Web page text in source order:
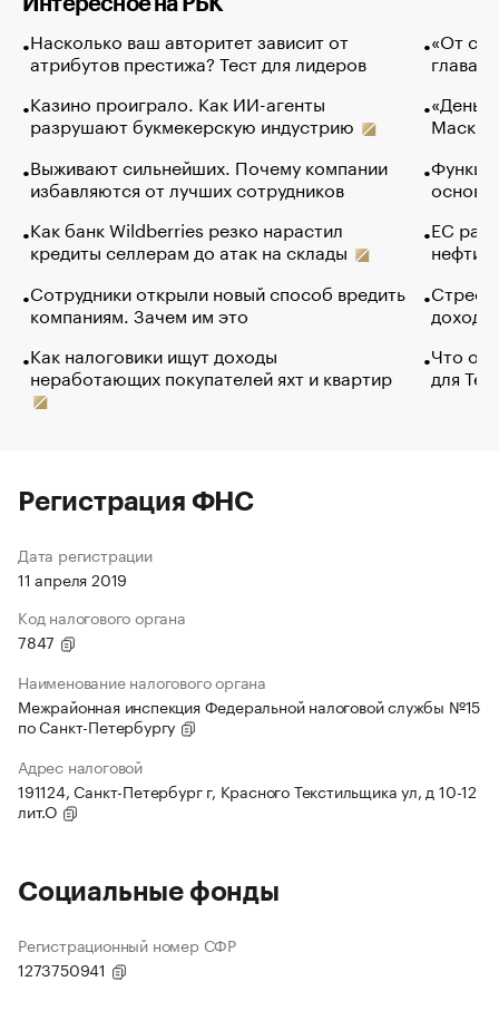
Интересное на РБК
Насколько ваш авторитет зависит от
атрибутов престижа? Тест для лидеров
Казино проиграло. Как ИИ-агенты
разрушают букмекерскую индустрию
Выживают сильнейших. Почему компании
избавляются от лучших сотрудников
Как банк Wildberries резко нарастил
кредиты селлерам до атак на склады
Сотрудники открыли новый способ вредить
компаниям. Зачем им это
Как налоговики ищут доходы
неработающих покупателей яхт и квартир
«От
глава
Маск в
основ
ЕС
нефти
Что
для
Регистрация ФНС
Дата регистрации
11 апреля 2019
Код налогового органа
7847
Наименование налогового органа
Межрайонная инспекция Федеральной налоговой службы №15
по Санкт-Петербургу
Адрес налоговой
191124, Санкт-Петербург г, Красного Текстильщика ул, д 10-12
лит.О
Социальные фонды
Регистрационный номер СФР
1273750941